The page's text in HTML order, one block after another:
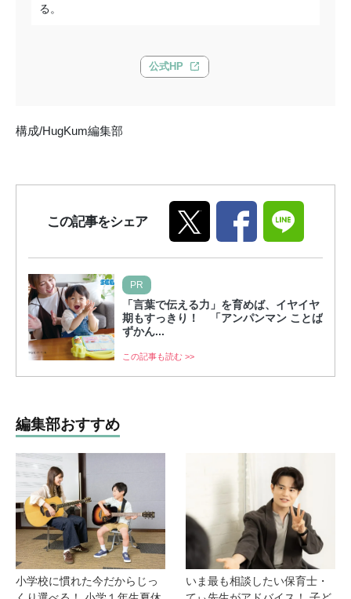
る。
公式HP
構成/HugKum編集部
この記事をシェア
PR
「言葉で伝える力」を育めば、イヤイヤ
期もすっきり！ 「アンパンマン ことば
ずかん...
この記事も読む >>
編集部おすすめ
小学校に慣れた今だからじっ
いま最も相談したい保育士・